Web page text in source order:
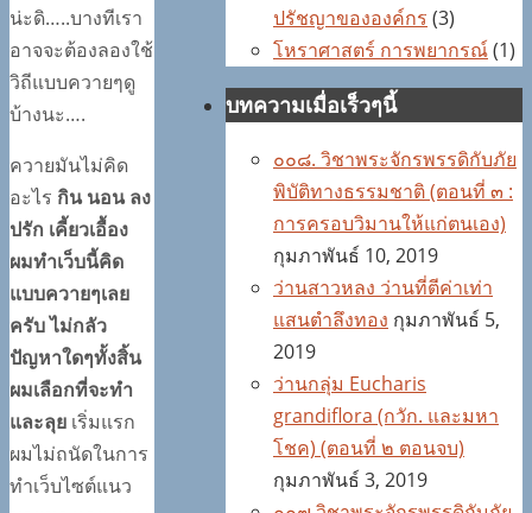
น่ะดิ…..บางทีเรา
อาจจะต้องลองใช้
วิถีแบบควายๆดู
บ้างนะ….
ควายมันไม่คิด
อะไร กิน นอน ลง
ปรัก เคี้ยวเอื้อง
ผมทำเว็บนี้คิด
แบบควายๆเลย
ครับ ไม่กลัว
ปัญหาใดๆทั้งสิ้น
ผมเลือกที่จะทำ
และลุย เริ่มแรก
ผมไม่ถนัดในการ
ทำเว็บไซต์แนว
ปรัชญาขององค์กร (3)
โหราศาสตร์ การพยากรณ์(1)
บทความเมื่อเร็วๆนี้
๐๐๘. วิชาพระจักรพรรดิกับภัย
พิบัติทางธรรมชาติ (ตอนที่ ๓ :
การครอบวิมานให้แก่ตนเอง)
กุมภาพันธ์ 10, 2019
ว่านสาวหลง ว่านที่ตีค่าเท่า
แสนตำลึงทอง กุมภาพันธ์ 5,
2019
ว่านกลุ่ม Eucharis
grandiflora (กวัก. และมหา
โชค) (ตอนที่ ๒ ตอนจบ)
กุมภาพันธ์ 3, 2019